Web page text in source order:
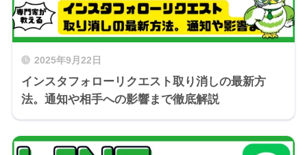
2025年9月22日
インスタフォローリクエスト取り消しの最新方
法。通知や相手への影響まで徹底解説